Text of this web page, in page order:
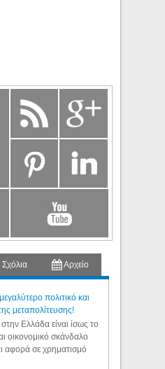
Σχόλια Αρχείο
πολιτικό και
μεταπολίτευσης!
Ελλάδα είναι ίσως το
οικονομικό σκάνδαλο
αφορά σε χρηματισμό